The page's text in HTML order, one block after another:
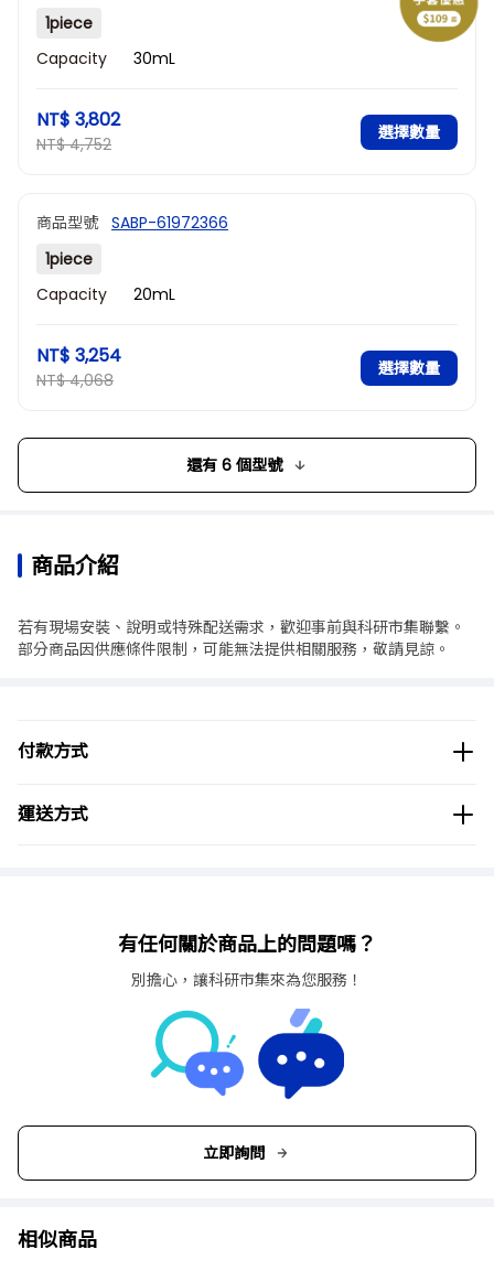
1piece
Capacity
30mL
NT$ 3,802
NT$ 4,752
選擇數量
商品型號 SABP-61972366
1piece
Capacity
20mL
NT$ 3,254
NT$ 4,068
選擇數量
還有 6 個型號
商品介紹
若有現場安裝、說明或特殊配送需求，歡迎事前與科研市集聯繫。
部分商品因供應條件限制，可能無法提供相關服務，敬請見諒。
付款方式
運送方式
有任何關於商品上的問題嗎？
別擔心，讓科研市集來為您服務！
立即詢問
相似商品